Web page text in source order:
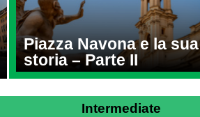
Piazza Navona e la sua
storia – Parte II
Intermediate